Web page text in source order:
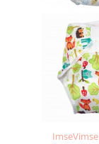
ImseVimse